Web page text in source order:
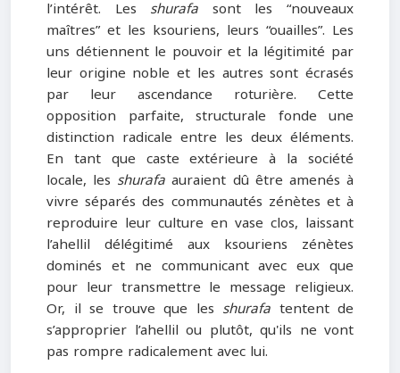
l’intérêt. Les shurafa sont les “nouveaux
maîtres” et les ksouriens, leurs “ouailles”. Les
uns détiennent le pouvoir et la légitimité par
leur origine noble et les autres sont écrasés
par leur ascendance roturière. Cette
opposition parfaite, structurale fonde une
distinction radicale entre les deux éléments.
En tant que caste extérieure à la société
locale, les shurafa auraient dû être amenés à
vivre séparés des communautés zénètes et à
reproduire leur culture en vase clos, laissant
l’ahellil délégitimé aux ksouriens zénètes
dominés et ne communicant avec eux que
pour leur transmettre le message religieux.
Or, il se trouve que les shurafa tentent de
s’approprier l’ahellil ou plutôt, qu'ils ne vont
pas rompre radicalement avec lui.